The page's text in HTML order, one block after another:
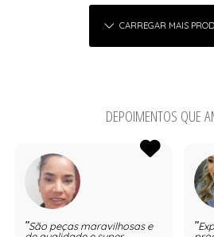
CARREGAR MAIS
DEPOIMENTOS QUE
São peças maravilhosas e